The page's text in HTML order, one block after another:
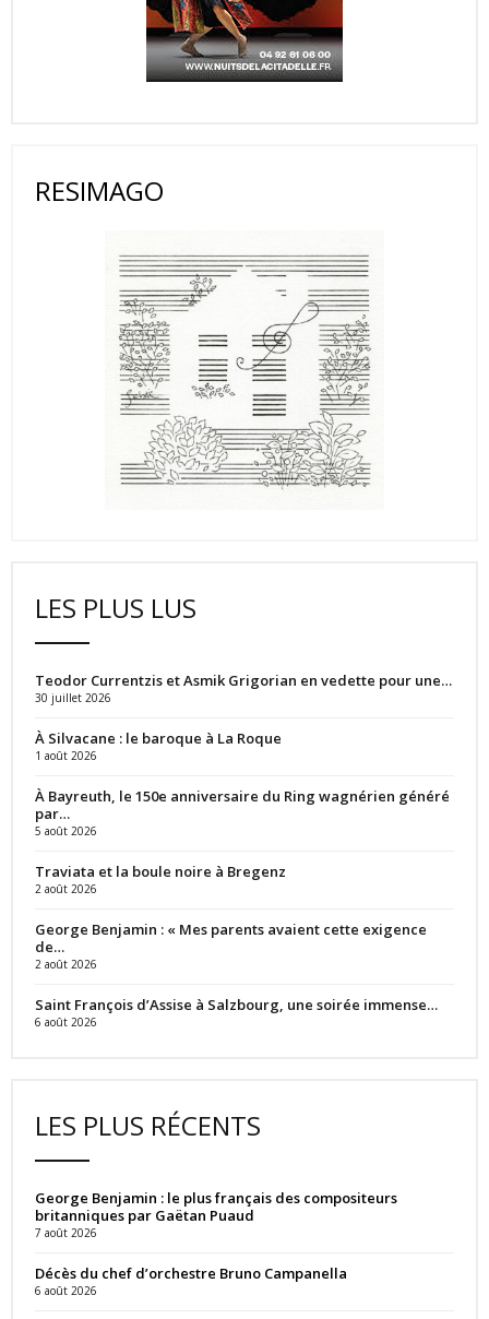
RESIMAGO
LES PLUS LUS
Teodor Currentzis et Asmik Grigorian en vedette pour une…
30 juillet 2026
À Silvacane : le baroque à La Roque
1 août 2026
À Bayreuth, le 150e anniversaire du Ring wagnérien généré
par…
5 août 2026
Traviata et la boule noire à Bregenz
2 août 2026
George Benjamin : « Mes parents avaient cette exigence
de…
2 août 2026
Saint François d’Assise à Salzbourg, une soirée immense…
6 août 2026
LES PLUS RÉCENTS
George Benjamin : le plus français des compositeurs
britanniques par Gaëtan Puaud
7 août 2026
Décès du chef d’orchestre Bruno Campanella
6 août 2026